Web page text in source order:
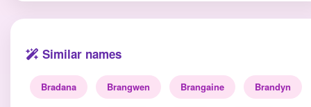
Similar names
Bradana Brangwen Brangaine Brandyn